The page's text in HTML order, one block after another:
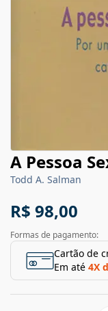
A Pessoa
Todd A. Salman
R$ 98,00
Formas de pagamento:
Cartão de
Em até 4X